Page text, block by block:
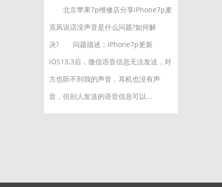
北京苹果7p维修店分享iPhone7p麦
克风说话没声音是什么问题?如何解
决? 问题描述：iPhone7p更新
iOS13.3后，微信语音信息无法发送，对
方也听不到我的声音，耳机也没有声
音，但别人发送的语音信息可以...